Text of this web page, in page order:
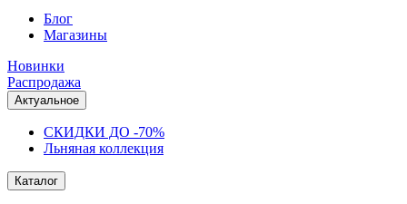
Блог
Магазины
Новинки
Распродажа
Актуальное
СКИДКИ ДО -70%
Льняная коллекция
Каталог